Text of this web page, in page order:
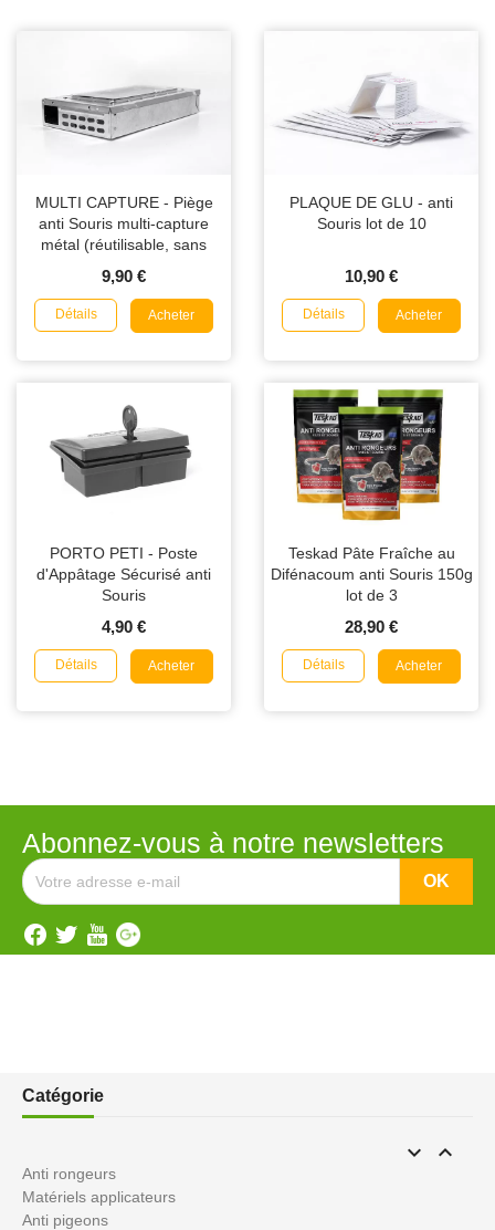
MULTI CAPTURE - Piège
anti Souris multi-capture
métal (réutilisable, sans
9,90 €
Détails Acheter
PLAQUE DE GLU - anti
Souris lot de 10
10,90 €
Détails Acheter
PORTO PETI - Poste
d'Appâtage Sécurisé anti
Souris
4,90 €
Détails Acheter
Teskad Pâte Fraîche au
Difénacoum anti Souris 150g
lot de 3
28,90 €
Détails Acheter
Abonnez-vous à notre newsletters
Catégorie
 
Anti rongeurs
Matériels applicateurs
Anti pigeons